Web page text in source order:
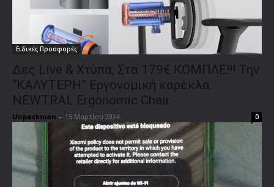
Ειδικές Προσφορές
Δες Live & Χτύπα, Στα 179€ ΚΟΜΠΛΕ!!! Την
“ΚΑΛΥΤΕΡΗ” Εργονομική καρέκλα.
NEWTRAL Ergonomic Chair
Unpackman - 15 Μαρτίου 2024 0